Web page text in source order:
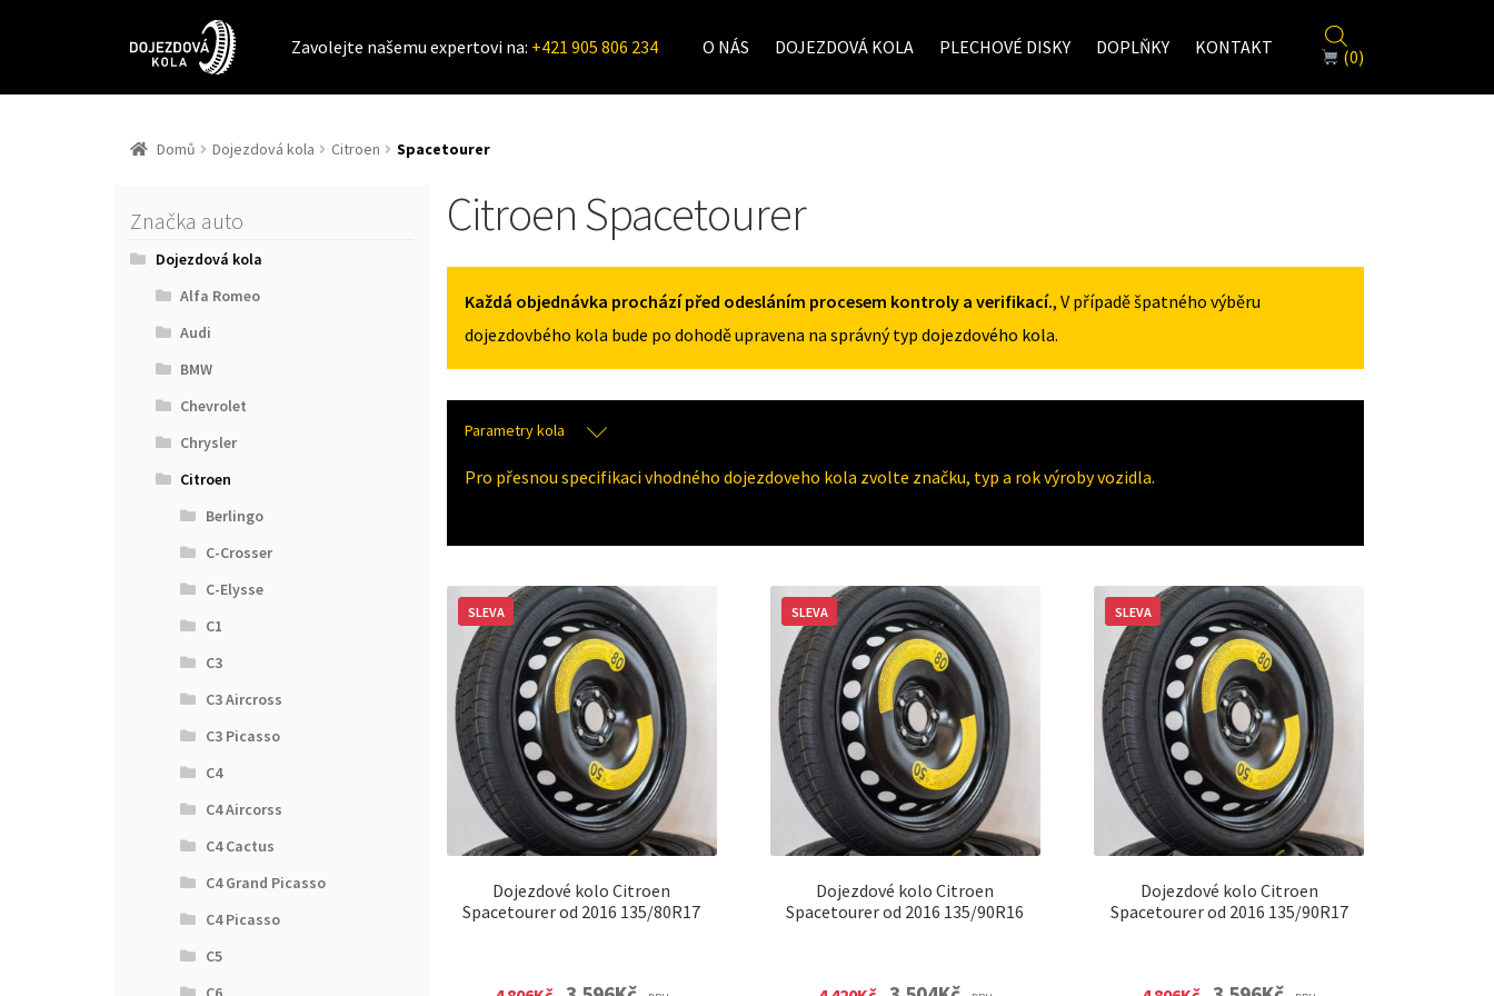
Zavolejte našemu expertovi na: +421 905 806 234 O NÁS DOJEZDOVÁ KOLA PLECHOVÉ DISKY DOPLŇKY KONTAKT (0)
Domů Dojezdová kola Citroen Spacetourer
Značka auto
Dojezdová kola
Alfa Romeo
Audi
BMW
Chevrolet
Chrysler
Citroen
Berlingo
C-Crosser
C-Elysse
C1
C3
C3 Aircross
C3 Picasso
C4
C4 Aircorss
C4 Cactus
C4 Grand Picasso
C4 Picasso
C5
Citroen Spacetourer
Každá objednávka prochází před odesláním procesem kontroly a verifikací., V případě špatného výběru
dojezdovbého kola bude po dohodě upravena na správný typ dojezdového kola.
Parametry kola
Pro přesnou specifikaci vhodného dojezdoveho kola zvolte značku, typ a rok výroby vozidla.
Dojezdové kolo Citroen
Spacetourer od 2016 135/80R17
SLEVA
Original
Current
Dojezdové kolo Citroen
Spacetourer od 2016 135/90R16
SLEVA
Original
Current
Dojezdové kolo Citroen
Spacetourer od 2016 135/90R17
SLEVA
Original
Current